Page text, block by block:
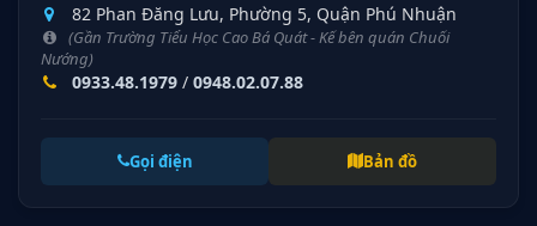
82 Phan Đăng Lưu, Phường 5, Quận Phú Nhuận
(Gần Trường Tiểu Học Cao Bá Quát - Kế bên quán Chuối
Nướng)
0933.48.1979 / 0948.02.07.88
Gọi điện Bản đồ